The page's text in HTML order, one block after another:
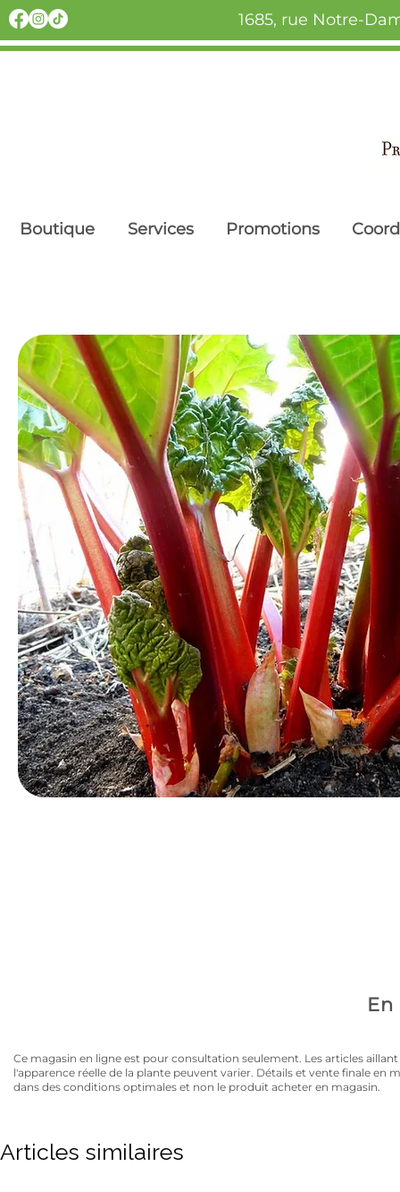
1685, rue Notre-
Boutique Services Promotions
Ce magasin en ligne est pour consultation seulement. Les articles
l'apparence réelle de la plante peuvent varier. Détails et vente finale
dans des conditions optimales et non le produit acheter en magasin.
Articles similaires